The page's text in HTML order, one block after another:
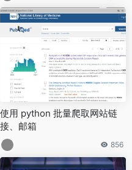
使用 python 批量爬取网站链
接、邮箱
856